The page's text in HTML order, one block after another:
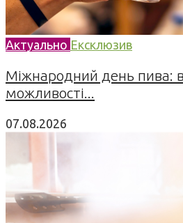
Актуально Ексклюзив
Міжнародний день пива:
можливості...
07.08.2026